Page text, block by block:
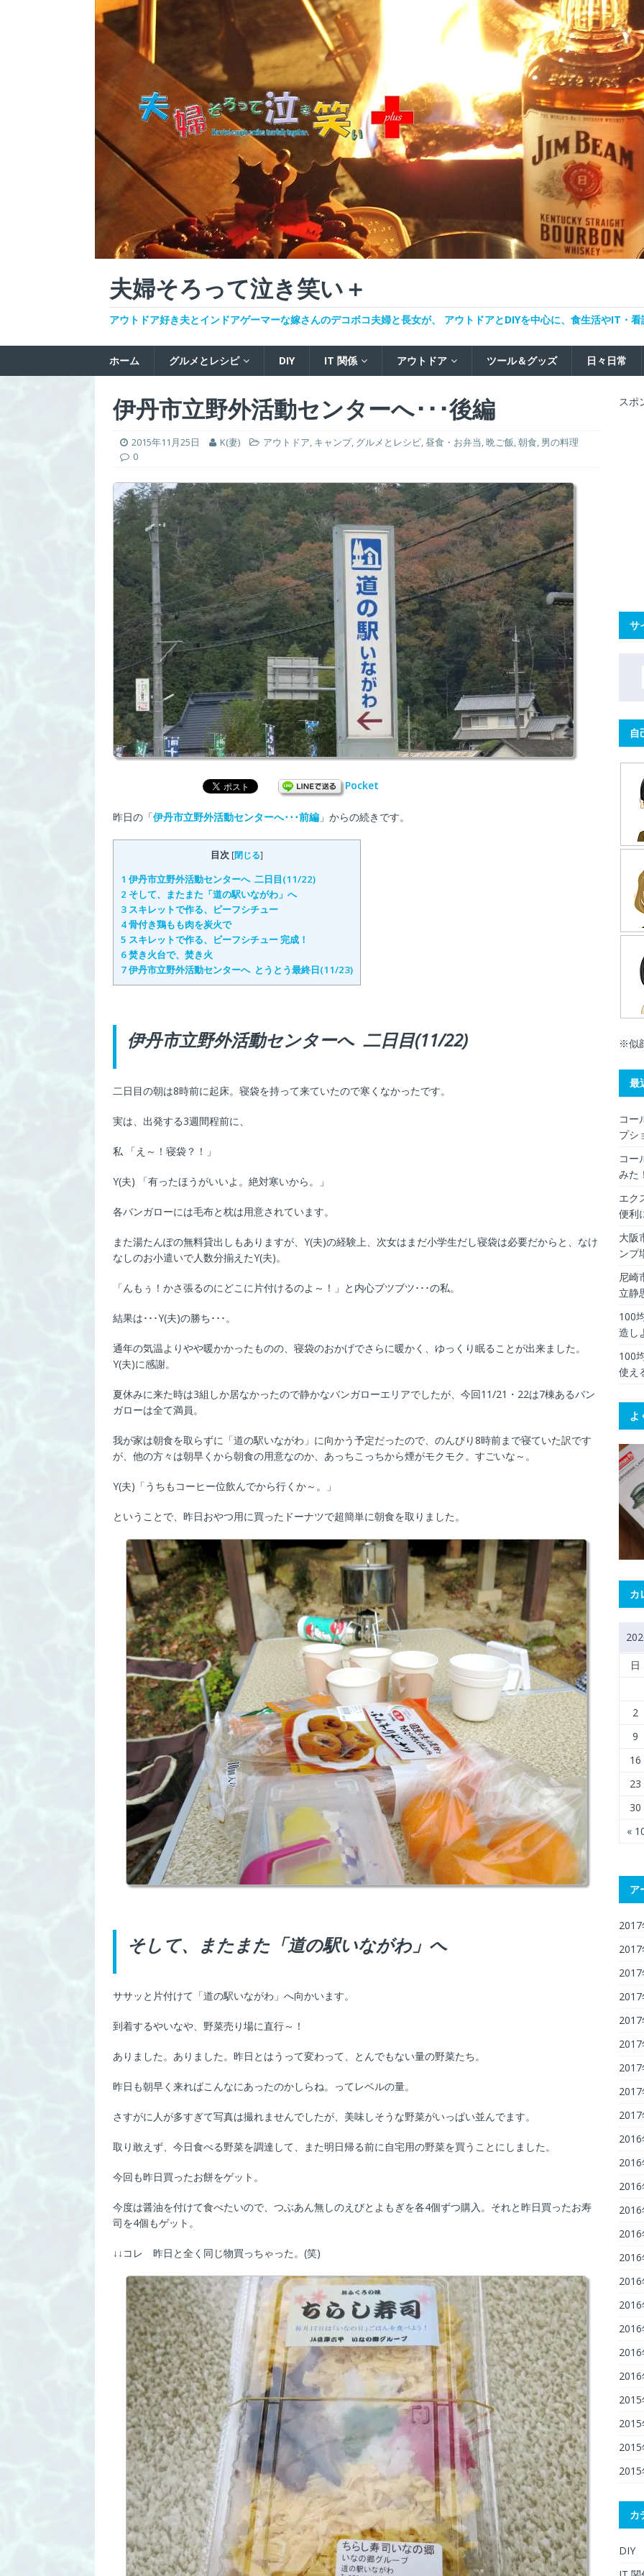
夫婦そろって泣き笑い＋
アウトドア好き夫とインドアゲーマーな嫁さんのデコボコ夫婦と長女が、 アウトドアとDIYを中心に、食生活やIT・
ホーム グルメとレシピ DIY IT 関係 アウトドア ツール＆グッズ 日々日常
伊丹市立野外活動センターへ･･･後編
2015年11月25日 K(妻) アウトドア, キャンプ, グルメとレシピ,昼食・お弁当,晩ご飯,朝食, 男の料理
0
Pocket
昨日の「伊丹市立野外活動センターへ･･･前編 」からの続きです。
目次 [閉じる]
1 伊丹市立野外活動センターへ 二日目(11/22)
2 そして、またまた「道の駅いながわ」へ
3 スキレットで作る、ビーフシチュー
4骨付き鶏もも肉を炭火で
5 スキレットで作る、ビーフシチュー 完成！
6焚き火台で、焚き火
7伊丹市立野外活動センターへ とうとう最終日(11/23)
伊丹市立野外活動センターへ 二日目(11/22)
二日目の朝は8時前に起床。寝袋を持って来ていたので寒くなかったです。
実は、出発する3週間程前に、
私 「え～！寝袋？！」
Y(夫) 「有ったほうがいいよ。絶対寒いから。」
各バンガローには毛布と枕は用意されています。
また湯たんぽの無料貸出しもありますが、Y(夫)の経験上、次女はまだ小学生だし寝袋は必要だからと、なけ
なしのお小遣いで人数分揃えたY(夫)。
「んもぅ！かさ張るのにどこに片付けるのよ～！」と内心ブツブツ･･･の私。
結果は･･･Y(夫)の勝ち･･･。
通年の気温よりやや暖かかったものの、寝袋のおかげでさらに暖かく、ゆっくり眠ることが出来ました。
Y(夫)に感謝。
夏休みに来た時は3組しか居なかったので静かなバンガローエリアでしたが、今回11/21・22は7棟あるバン
ガローは全て満員。
我が家は朝食を取らずに「道の駅いながわ」に向かう予定だったので、のんびり8時前まで寝ていた訳です
が、他の方々は朝早くから朝食の用意なのか、あっちこっちから煙がモクモク。すごいな～。
Y(夫)「うちもコーヒー位飲んでから行くか～。」
ということで、昨日おやつ用に買ったドーナツで超簡単に朝食を取りました。
そして、またまた「道の駅いながわ」へ
ササッと片付けて「道の駅いながわ」へ向かいます。
到着するやいなや、野菜売り場に直行～！
ありました。ありました。昨日とはうって変わって、とんでもない量の野菜たち。
昨日も朝早く来ればこんなにあったのかしらね。ってレベルの量。
さすがに人が多すぎて写真は撮れませんでしたが、美味しそうな野菜がいっぱい並んでます。
取り敢えず、今日食べる野菜を調達して、また明日帰る前に自宅用の野菜を買うことにしました。
今回も昨日買ったお餅をゲット。
今度は醤油を付けて食べたいので、つぶあん無しのえびとよもぎを各4個ずつ購入。それと昨日買ったお寿
司を4個もゲット。
↓↓コレ 昨日と全く同じ物買っちゃった。(笑)
スポ
サ
自
※似
最
コー
プシ
コー
みた
エク
便利
大阪
ンプ
尼崎
立静
100
造し
100
使え
よ
カ
日
«
2
9
16
23
30
ア
カ
DIY